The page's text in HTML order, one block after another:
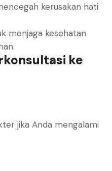
kerusakan hati
menjaga kesehatan
ke
jika Anda mengalami